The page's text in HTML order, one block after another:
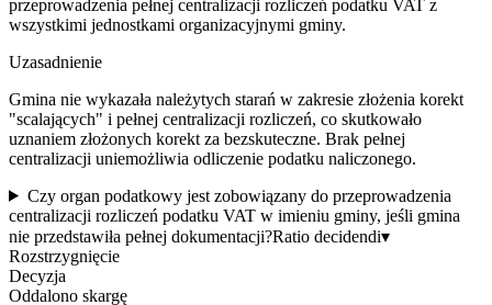
przeprowadzenia pełnej centralizacji rozliczeń podatku VAT z
wszystkimi jednostkami organizacyjnymi gminy.
Uzasadnienie
Gmina nie wykazała należytych starań w zakresie złożenia korekt
"scalających" i pełnej centralizacji rozliczeń, co skutkowało
uznaniem złożonych korekt za bezskuteczne. Brak pełnej
centralizacji uniemożliwia odliczenie podatku naliczonego.
Czy organ podatkowy jest zobowiązany do przeprowadzenia
centralizacji rozliczeń podatku VAT w imieniu gminy, jeśli gmina
nie przedstawiła pełnej dokumentacji?Ratio decidendi▾
Rozstrzygnięcie
Decyzja
Oddalono skargę